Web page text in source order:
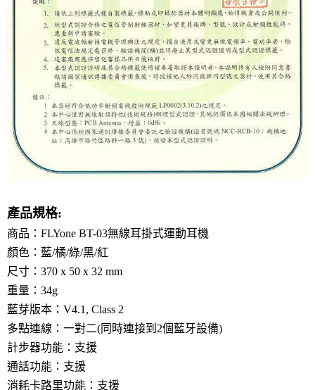
產品規格:
商品：FLYone BT-03無線耳掛式運動耳機
顏色：藍/橘/綠/黑/紅
尺寸：370 x 50 x 32 mm
重量：34g
藍芽版本：V4.1, Class 2
多點連線：一對二(同時連接到2個藍牙設備)
計步器功能：支援
通話功能：支援
消耗卡路里功能：支援